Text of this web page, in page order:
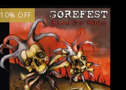
10% OFF